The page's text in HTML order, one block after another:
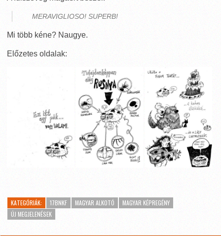
MERAVIGLIOSO! SUPERB!
Mi több kéne? Naugye.
Előzetes oldalak:
KATEGÓRIÁK: 17BNKF MAGYAR ALKOTÓ
MAGYAR KÉPREGÉNY
ÚJ MEGJELENÉSEK